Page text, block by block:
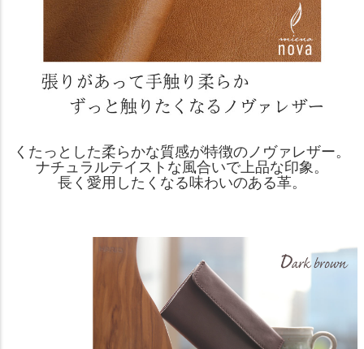
くたっとした柔らかな質感が特徴のノヴァレザー。
ナチュラルテイストな風合いで上品な印象。
長く愛用したくなる味わいのある革。